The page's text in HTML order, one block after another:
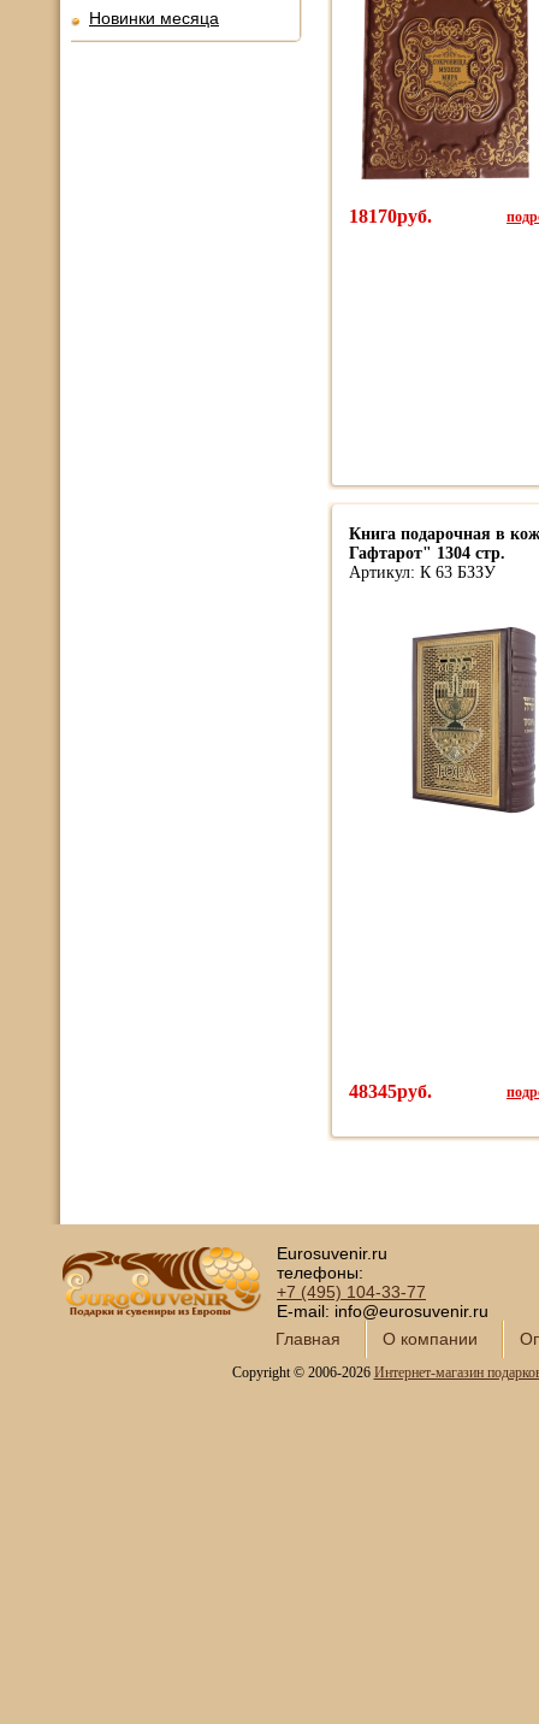
Новинки месяца
18170руб.
Книга подарочная в
Гафтарот" 1304 стр.
Артикул: К 63 БЗЗУ
48345руб.
Eurosuvenir.ru
телефоны:
+7 (495) 104-33-77
E-mail: info@eurosuvenir.ru
Главная
О компании
Copyright © 2006-2026 Интернет-магазин